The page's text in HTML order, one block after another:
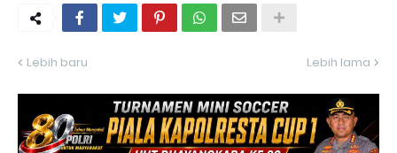
Lebih baru Lebih lama